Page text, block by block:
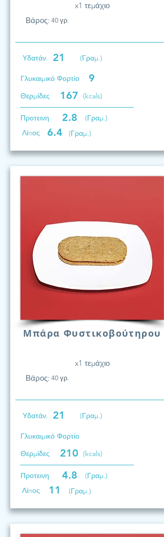
x1 τεμάχιο
Βάρος: 40 γρ.
Υδατάν. 21 (Γραμ.)
Γλυκαιμικό Φορτίο 9
Θερμίδες 167 (kcals)
Προτεινη 2.8
(Γραμ.)
Λίπος
6.4 (Γραμ.)
Μπάρα Φυστικοβούτηρου
x1 τεμάχιο
Βάρος: 40 γρ.
Υδατάν. 21 (Γραμ.)
Γλυκαιμικό Φορτίο
Θερμίδες
210 (kcals)
Προτεινη 4.8
(Γραμ.)
Λίπος
11 (Γραμ.)